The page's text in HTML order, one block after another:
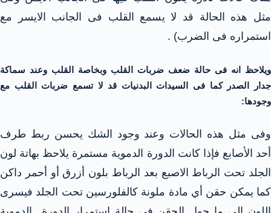
مثل هذه الحالة قد لا يسمع القلب فى الجانب الايسر مع
استمراره فى الضرب) .
ويلاحظ انه فى حالة ضعف ضربات القلب وبخاصة القلب وعند سماكة
جدار الصدر كما فى السيدات البدنيات قد لا تسمع ضربات القلب مع
وجودها:
وفى مثل هذه الحالات وعند وجود الشك يحسن ربط طرف
أحد الأصابع فإذا كانت الدورة الدموية مستمرة يلاحظ بهاتة لون
الجلد تحت الرباط الاصبع بعد الرباط بلون أزرق أو أحمر داكن
كما يمكن حقن أي مادة ملونة كالفلورسين تحت الجلد فيسرى